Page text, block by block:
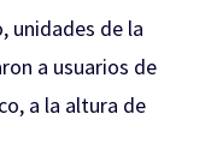
unidades de la
a usuarios de
a la altura de